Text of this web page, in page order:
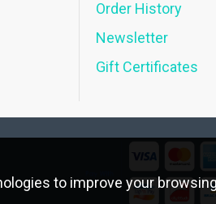
Order History
Newsletter
Gift Certificates
to improve your